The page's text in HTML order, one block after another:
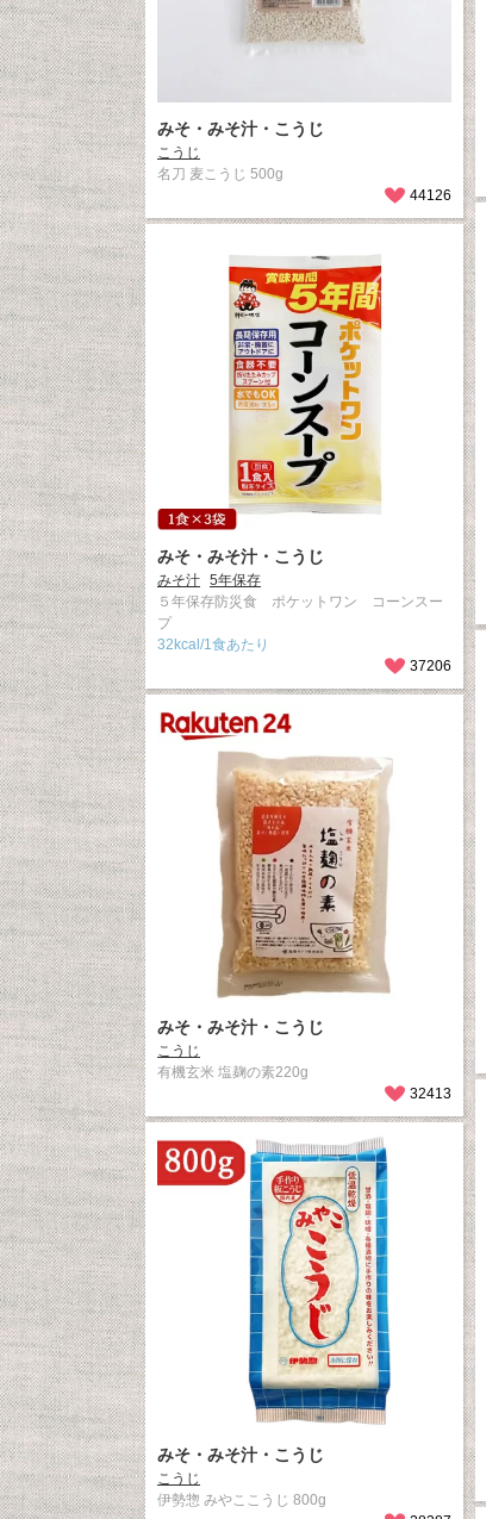
みそ・みそ汁・こうじ
こうじ
名刀 麦こうじ 500g
44126
みそ・みそ汁・こうじ
みそ汁 5年保存
５年保存防災食 ポケットワン コーンスー
プ
32kcal/1食あたり
37206
みそ・みそ汁・こうじ
こうじ
有機玄米 塩麹の素220g
32413
みそ・みそ汁・こうじ
こうじ
伊勢惣 みやここうじ 800g